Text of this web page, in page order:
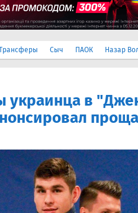
Сыч ПАОК Назар
украинца в